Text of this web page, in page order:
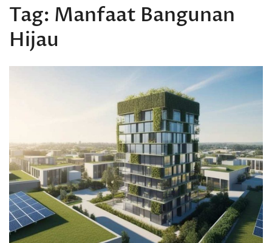
Tag: Manfaat Bangunan
Hijau